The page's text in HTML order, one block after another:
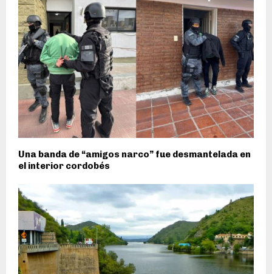
Una banda de “amigos narco” fue desmantelada en
el interior cordobés